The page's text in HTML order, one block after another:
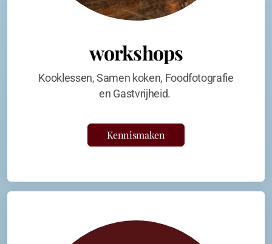
workshops
Kooklessen, Samen koken, Foodfotografie
en Gastvrijheid.
Kennismaken